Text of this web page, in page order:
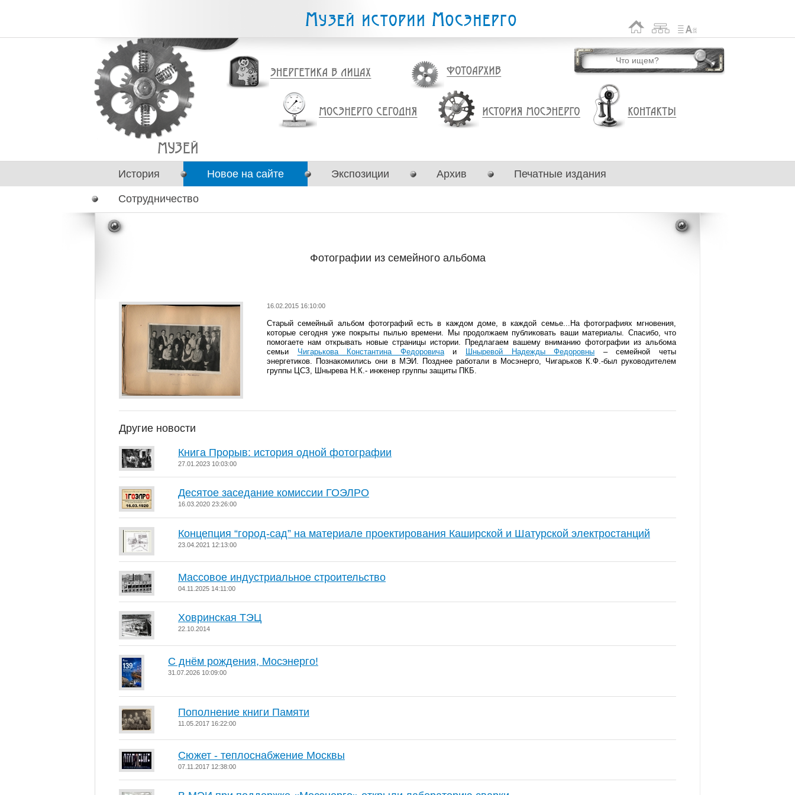
История Новое на сайте Экспозиции Архив Печатные издания
Сотрудничество
Фотографии из семейного альбома
16.02.2015 16:10:00
Старый семейный альбом фотографий есть в каждом доме, в каждой семье...На фотографиях мгновения,
которые сегодня уже покрыты пылью времени. Мы продолжаем публиковать ваши материалы. Спасибо, что
помогаете нам открывать новые страницы истории. Предлагаем вашему вниманию фотографии из альбома
семьи Чигарькова Константина Федоровичаи Шныревой Надежды Федоровны – семейной четы
энергетиков. Познакомились они в МЭИ. Позднее работали в Мосэнерго, Чигарьков К.Ф.-был руководителем
группы ЦСЗ, Шнырева Н.К.- инженер группы защиты ПКБ.
Другие новости
Книга Прорыв: история одной фотографии
27.01.2023 10:03:00
Десятое заседание комиссии ГОЭЛРО
16.03.2020 23:26:00
Концепция “город-сад” на материале проектирования Каширской и Шатурской электростанций
23.04.2021 12:13:00
Массовое индустриальное строительство
04.11.2025 14:11:00
Ховринская ТЭЦ
22.10.2014
С днём рождения, Мосэнерго!
31.07.2026 10:09:00
Пополнение книги Памяти
11.05.2017 16:22:00
Сюжет - теплоснабжение Москвы
07.11.2017 12:38:00